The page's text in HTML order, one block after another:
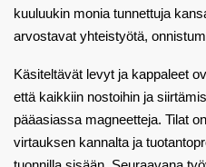
kuuluukin monia tunnettuja
arvostavat yhteistyötä,
Käsiteltävät levyt ja kappaleet
että kaikkiin nostoihin ja
pääasiassa magneetteja. Tilat
virtauksen kannalta ja